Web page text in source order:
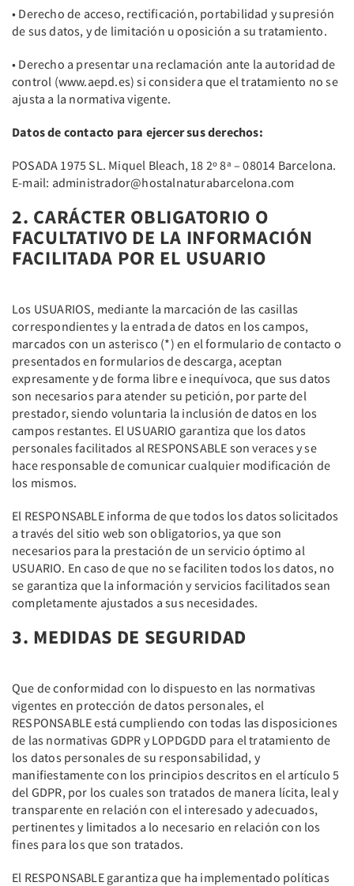
• Derecho de acceso, rectificación, portabilidad y supresión
de sus datos, y de limitación u oposición a su tratamiento.
• Derecho a presentar una reclamación ante la autoridad de
control (www.aepd.es) si considera que el tratamiento no se
ajusta a la normativa vigente.
Datos de contacto para ejercer sus derechos:
POSADA 1975 SL. Miquel Bleach, 18 2º 8ª – 08014 Barcelona.
E-mail: administrador@hostalnaturabarcelona.com
2. CARÁCTER OBLIGATORIO O
FACULTATIVO DE LA INFORMACIÓN
FACILITADA POR EL USUARIO
Los USUARIOS, mediante la marcación de las casillas
correspondientes y la entrada de datos en los campos,
marcados con un asterisco (*) en el formulario de contacto o
presentados en formularios de descarga, aceptan
expresamente y de forma libre e inequívoca, que sus datos
son necesarios para atender su petición, por parte del
prestador, siendo voluntaria la inclusión de datos en los
campos restantes. El USUARIO garantiza que los datos
personales facilitados al RESPONSABLE son veraces y se
hace responsable de comunicar cualquier modificación de
los mismos.
El RESPONSABLE informa de que todos los datos solicitados
a través del sitio web son obligatorios, ya que son
necesarios para la prestación de un servicio óptimo al
USUARIO. En caso de que no se faciliten todos los datos, no
se garantiza que la información y servicios facilitados sean
completamente ajustados a sus necesidades.
3. MEDIDAS DE SEGURIDAD
Que de conformidad con lo dispuesto en las normativas
vigentes en protección de datos personales, el
RESPONSABLE está cumpliendo con todas las disposiciones
de las normativas GDPR y LOPDGDD para el tratamiento de
los datos personales de su responsabilidad, y
manifiestamente con los principios descritos en el artículo 5
del GDPR, por los cuales son tratados de manera lícita, leal y
transparente en relación con el interesado y adecuados,
pertinentes y limitados a lo necesario en relación con los
fines para los que son tratados.
El RESPONSABLE garantiza que ha implementado políticas